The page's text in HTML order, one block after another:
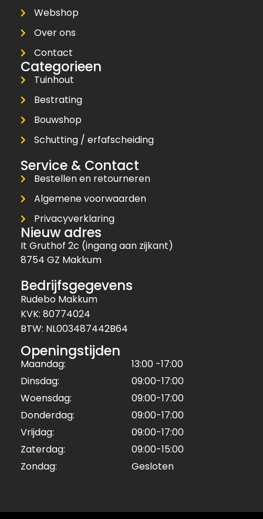
Webshop
Over ons
Contact
Categorieen
Tuinhout
Bestrating
Bouwshop
Schutting / erfafscheiding
Service & Contact
Bestellen en retourneren
Algemene voorwaarden
Privacyverklaring
Nieuw adres
It Gruthof 2c (ingang aan zijkant)
8754 GZ Makkum
Bedrijfsgegevens
Rudebo Makkum
KVK: 80774024
BTW: NL003487442B64
Openingstijden
Maandag:
13:00 -17:00
Dinsdag:
09:00-17:00
Woensdag:
09:00-17:00
Donderdag:
09:00-17:00
Vrijdag:
09:00-17:00
Zaterdag:
09:00-15:00
Zondag:
Gesloten